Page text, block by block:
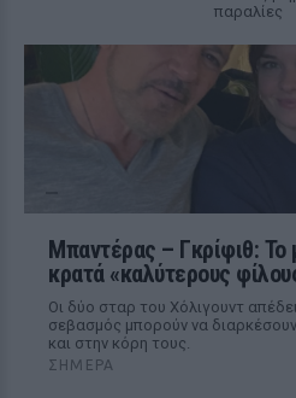
παραλίες
Μπαντέρας – Γκρίφιθ: Το
κρατά «καλύτερους
Οι δύο σταρ του Χόλιγουντ
σεβασμός μπορούν να
και στην κόρη τους.
ΣΉΜΕΡΑ